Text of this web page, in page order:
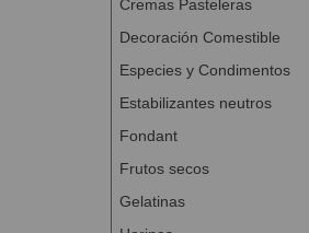
Cremas Pasteleras
Decoración Comestible
Especies y Condimentos
Estabilizantes neutros
Fondant
Frutos secos
Gelatinas